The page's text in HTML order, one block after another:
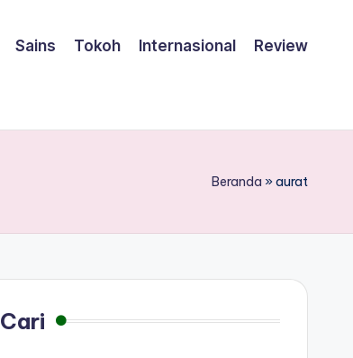
Sains Tokoh Internasional Review
Beranda »aurat
Cari